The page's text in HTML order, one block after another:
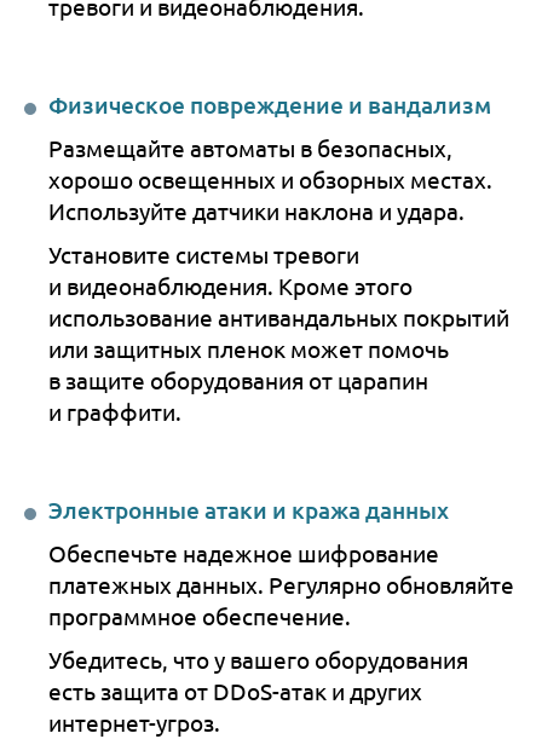
тревоги и видеонаблюдения.
Физическое повреждение и вандализм
Размещайте автоматы в безопасных,
хорошо освещенных и обзорных местах.
Используйте датчики наклона и удара.
Установите системы тревоги
и видеонаблюдения. Кроме этого
использование антивандальных покрытий
или защитных пленок может помочь
в защите оборудования от царапин
и граффити.
Электронные атаки и кража данных
Обеспечьте надежное шифрование
платежных данных. Регулярно обновляйте
программное обеспечение.
Убедитесь, что у вашего оборудования
есть защита от DDoS-атак и других
интернет-угроз.